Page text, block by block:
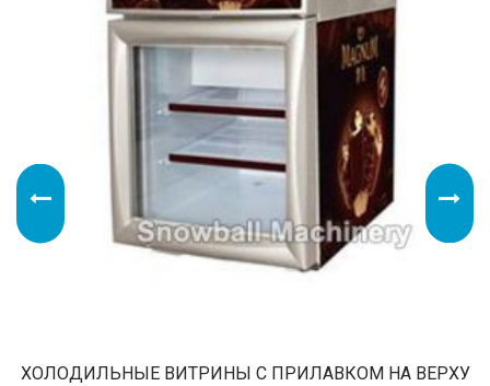
ХОЛОДИЛЬНЫЕ ВИТРИНЫ С ПРИЛАВКОМ НА ВЕРХУ